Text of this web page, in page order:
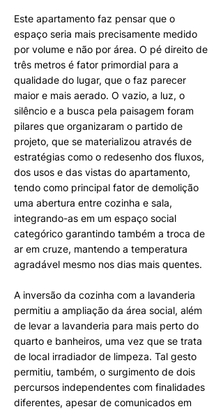
Este apartamento faz pensar que o
espaço seria mais precisamente medido
por volume e não por área. O pé direito de
três metros é fator primordial para a
qualidade do lugar, que o faz parecer
maior e mais aerado. O vazio, a luz, o
silêncio e a busca pela paisagem foram
pilares que organizaram o partido de
projeto, que se materializou através de
estratégias como o redesenho dos fluxos,
dos usos e das vistas do apartamento,
tendo como principal fator de demolição
uma abertura entre cozinha e sala,
integrando-as em um espaço social
categórico garantindo também a troca de
ar em cruze, mantendo a temperatura
agradável mesmo nos dias mais quentes.
A inversão da cozinha com a lavanderia
permitiu a ampliação da área social, além
de levar a lavanderia para mais perto do
quarto e banheiros, uma vez que se trata
de local irradiador de limpeza. Tal gesto
permitiu, também, o surgimento de dois
percursos independentes com finalidades
diferentes, apesar de comunicados em